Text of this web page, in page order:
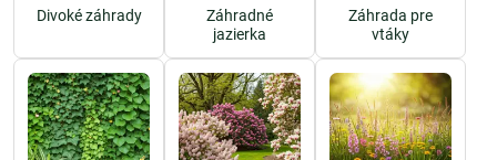
Divoké záhrady
Záhradné
jazierka
Záhrada pre
vtáky